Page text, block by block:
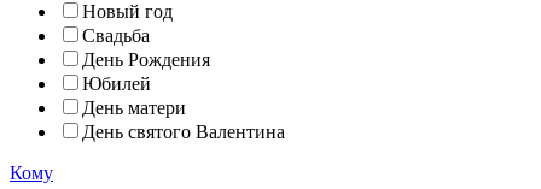
Новый год
Свадьба
День Рождения
Юбилей
День матери
День святого Валентина
Кому